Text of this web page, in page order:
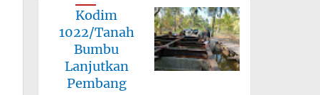
Kodim
1022/Tanah
Bumbu
Lanjutkan
Pembang